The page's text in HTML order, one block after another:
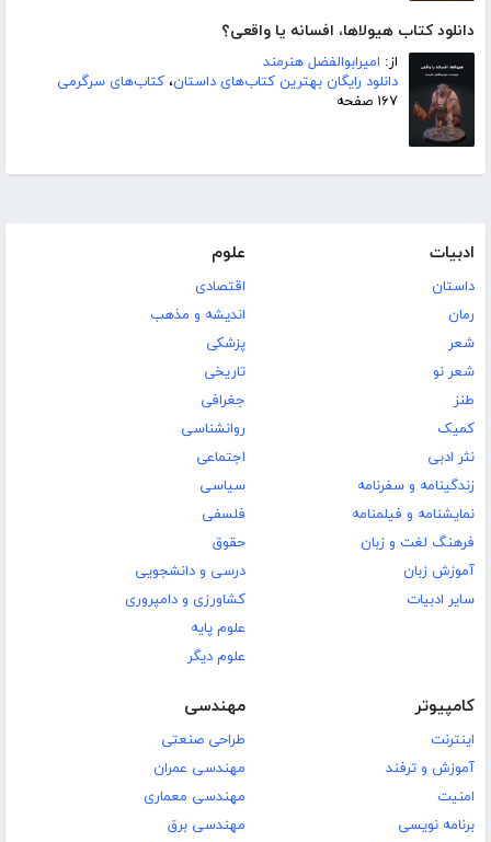
دانلود کتاب هیولاها، افسانه یا واقعی؟
از: امیرابوالفضل هنرمند
دانلود رایگان بهترین کتاب‌های داستان، کتاب‌های سرگرمی
۱۶۷ صفحه
ادبیات
داستان
رمان
شعر
شعر نو
طنز
کمیک
نثر ادبی
زندگینامه و سفرنامه
نمایشنامه و فیلمنامه
فرهنگ لغت و زبان
آموزش زبان
سایر ادبیات
علوم
اقتصادی
اندیشه و مذهب
پزشکی
تاریخی
جغرافی
روانشناسی
اجتماعی
سیاسی
فلسفی
حقوق
درسی و دانشجویی
کشاورزی و دامپروری
علوم پایه
علوم دیگر
کامپیوتر
اینترنت
آموزش و ترفند
امنیت
برنامه نویسی
مهندسی
طراحی صنعتی
مهندسی عمران
مهندسی معماری
مهندسی برق